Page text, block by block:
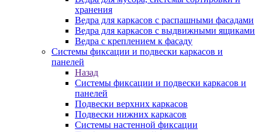
хранения
Ведра для каркасов с распашными фасадами
Ведра для каркасов с выдвижными ящиками
Ведра с креплением к фасаду
Системы фиксации и подвески каркасов и
панелей
Назад
Системы фиксации и подвески каркасов и
панелей
Подвески верхних каркасов
Подвески нижних каркасов
Системы настенной фиксации